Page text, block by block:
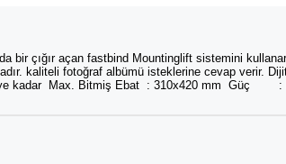
çığır açan fastbind Mountinglift sistemini
kaliteli fotoğraf albümü isteklerine cevap verir.
ye kadar Max. Bitmiş Ebat : 310x420 mm